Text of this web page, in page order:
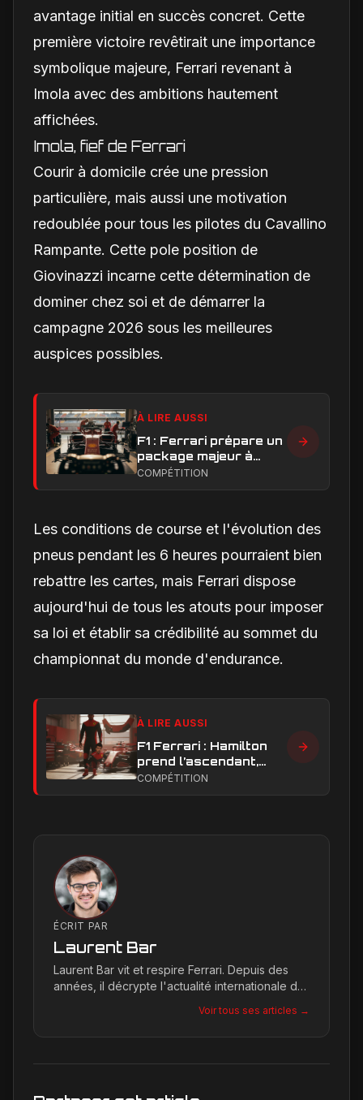
avantage initial en succès concret. Cette
première victoire revêtirait une importance
symbolique majeure, Ferrari revenant à
Imola avec des ambitions hautement
affichées.
Imola, fief de Ferrari
Courir à domicile crée une pression
particulière, mais aussi une motivation
redoublée pour tous les pilotes du Cavallino
Rampante. Cette pole position de
Giovinazzi incarne cette détermination de
dominer chez soi et de démarrer la
campagne 2026 sous les meilleures
auspices possibles.
À LIRE AUSSI
F1 : Ferrari prépare un
package majeur à
Barcelone, un test
COMPÉTITION
Les conditions de course et l'évolution des
pneus pendant les 6 heures pourraient bien
rebattre les cartes, mais Ferrari dispose
aujourd'hui de tous les atouts pour imposer
sa loi et établir sa crédibilité au sommet du
championnat du monde d'endurance.
À LIRE AUSSI
F1 Ferrari : Hamilton
prend l’ascendant,
Leclerc sous pression
COMPÉTITION
ÉCRIT PAR
Laurent Bar
Laurent Bar vit et respire Ferrari. Depuis des
années, il décrypte l'actualité internationale du
détails qui façonnent la légende de la marque.
Son site, Ferrari Passion, est le reflet de son
Maranello.
Voir tous ses articles →